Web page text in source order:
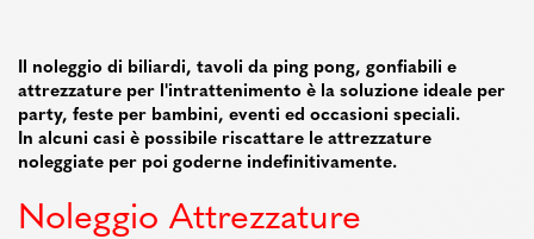
Il noleggio di biliardi, tavoli da ping pong, gonfiabili e
attrezzature per l'intrattenimento è la soluzione ideale per
party, feste per bambini, eventi ed occasioni speciali.
In alcuni casi è possibile riscattare le attrezzature
noleggiate per poi goderne indefinitivamente.
Noleggio Attrezzature